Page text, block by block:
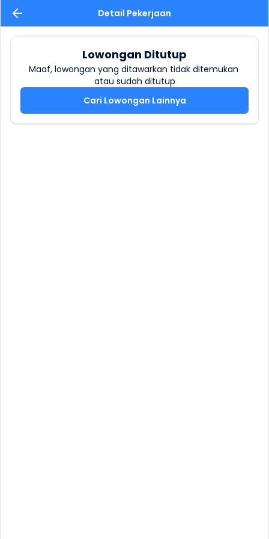
Detail Pekerjaan
Lowongan Ditutup
Maaf, lowongan yang ditawarkan tidak ditemukan
atau sudah ditutup
Cari Lowongan Lainnya